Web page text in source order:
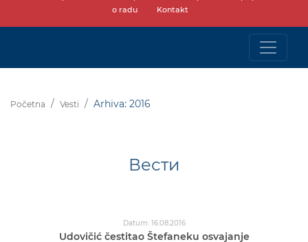
o radu
Kontakt
Početna Vesti Arhiva: 2016
Вести
Datum: 16.08.2016
Udovičić čestitao Štefaneku osvajanje